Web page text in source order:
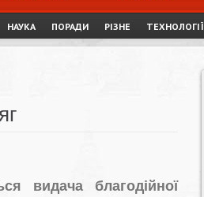
НАУКА ПОРАДИ РІЗНЕ ТЕХНОЛОГІЇ
видача благодійної